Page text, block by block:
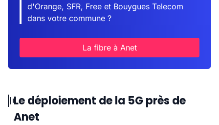
d'Orange, SFR, Free et Bouygues Telecom
dans votre commune ?
La fibre à Anet
Le déploiement de la 5G près de
Anet